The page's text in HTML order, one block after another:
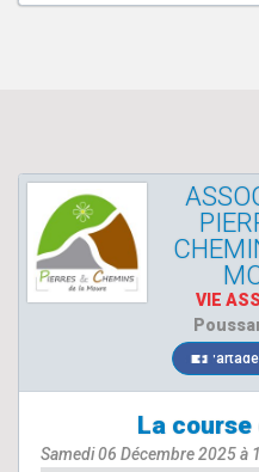
VIE
La course
Samedi 06 Décembre 2025 à